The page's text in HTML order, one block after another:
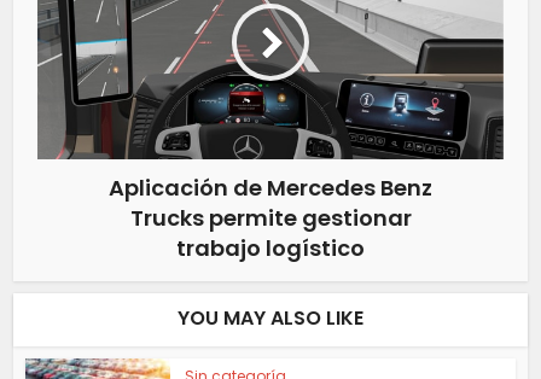
Aplicación de Mercedes Benz
Trucks permite gestionar
trabajo logístico
YOU MAY ALSO LIKE